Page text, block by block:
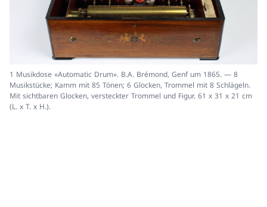
1 Musikdose «Automatic Drum». B.A. Brémond, Genf um 1865. — 8
Musikstücke; Kamm mit 85 Tönen; 6 Glocken, Trommel mit 8 Schlägeln.
Mit sichtbaren Glocken, versteckter Trommel und Figur. 61 x 31 x 21 cm
(L. x T. x H.).